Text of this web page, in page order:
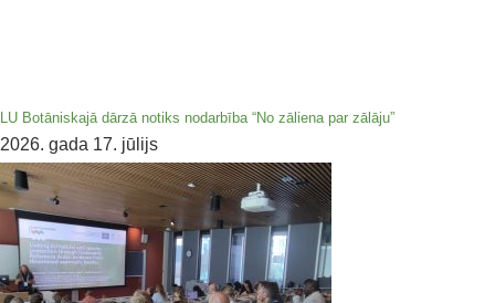
LU Botāniskajā dārzā notiks nodarbība “No zāliena par zālāju”
2026. gada 17. jūlijs